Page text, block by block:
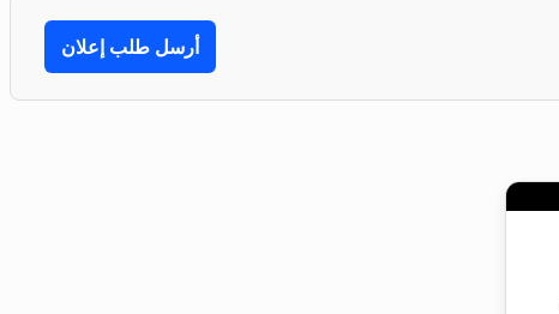
أرسل طلب إعلان